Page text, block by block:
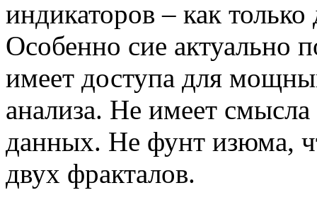
индикаторов – как
Особенно сие актуально
имеет доступа для
анализа. Не имеет
данных. Не фунт изюма,
двух фракталов.